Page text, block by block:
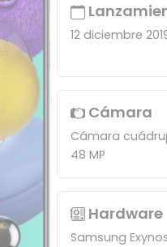
12 diciembre
Cámara
Cámara
48 MP
Hardware
Samsung Exynos